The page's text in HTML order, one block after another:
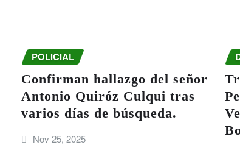
POLICIAL
Confirman hallazgo del señor
Antonio Quiróz Culqui tras
varios días de búsqueda.
Nov 25, 2025